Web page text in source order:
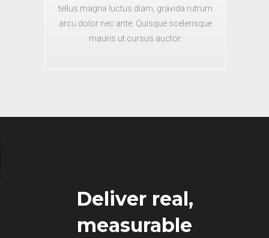
tellus magna luctus diam, gravida rutrum
arcu dolor nec ante. Quisque scelerisque
mauris ut cursus auctor.
Deliver real,
measurable